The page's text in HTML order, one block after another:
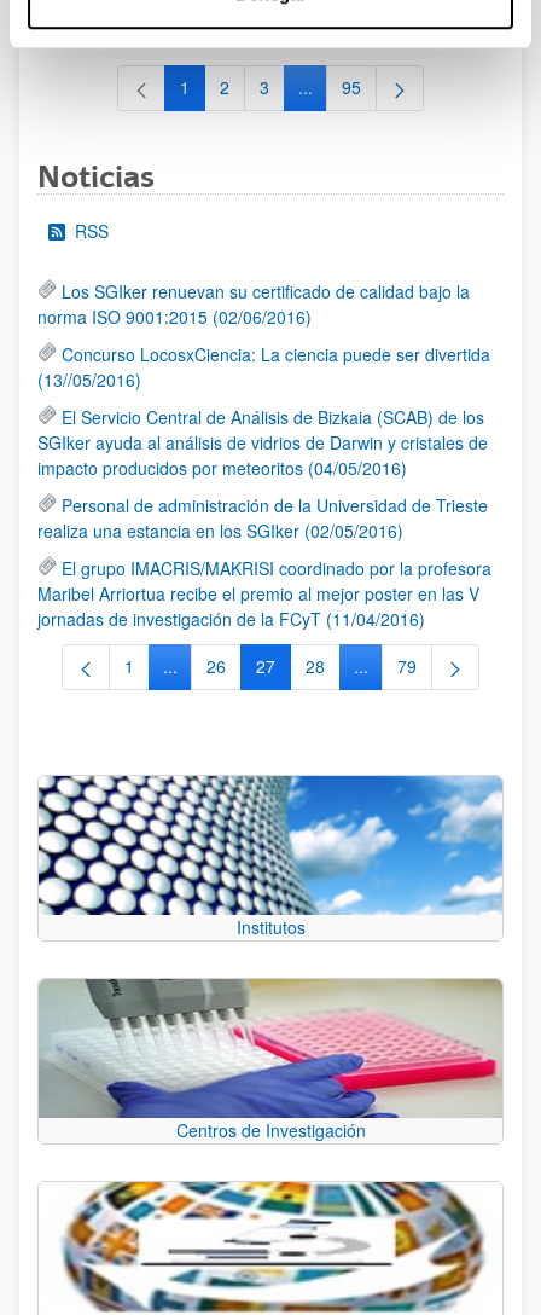
al 30/07/2026 (ambos incluídos)
Página
1 Página
2 Página
3 ...Páginas intermedias Use TAB
Página
95
Noticias
RSS
Los SGIker renuevan su certificado de calidad bajo la
norma ISO 9001:2015 (02/06/2016)
Concurso LocosxCiencia: La ciencia puede ser divertida
(13//05/2016)
El Servicio Central de Análisis de Bizkaia (SCAB) de los
SGIker ayuda al análisis de vidrios de Darwin y cristales de
impacto producidos por meteoritos (04/05/2016)
Personal de administración de la Universidad de Trieste
realiza una estancia en los SGIker (02/05/2016)
El grupo IMACRIS/MAKRISI coordinado por la profesora
Maribel Arriortua recibe el premio al mejor poster en las V
jornadas de investigación de la FCyT (11/04/2016)
Página
1 ...Páginas intermedias Use TAB para desplazarse.
Página
26 Página
27 Página
28 ...Páginas intermedias
Página
79
Institutos
Centros de Investigación